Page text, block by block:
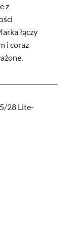
z
łączy
i coraz
28 Lite-